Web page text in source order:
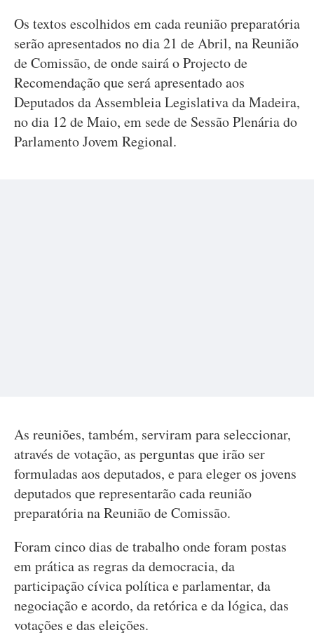
Os textos escolhidos em cada reunião preparatória
serão apresentados no dia 21 de Abril, na Reunião
de Comissão, de onde sairá o Projecto de
Recomendação que será apresentado aos
Deputados da Assembleia Legislativa da Madeira,
no dia 12 de Maio, em sede de Sessão Plenária do
Parlamento Jovem Regional.
As reuniões, também, serviram para seleccionar,
através de votação, as perguntas que irão ser
formuladas aos deputados, e para eleger os jovens
deputados que representarão cada reunião
preparatória na Reunião de Comissão.
Foram cinco dias de trabalho onde foram postas
em prática as regras da democracia, da
participação cívica política e parlamentar, da
negociação e acordo, da retórica e da lógica, das
votações e das eleições.